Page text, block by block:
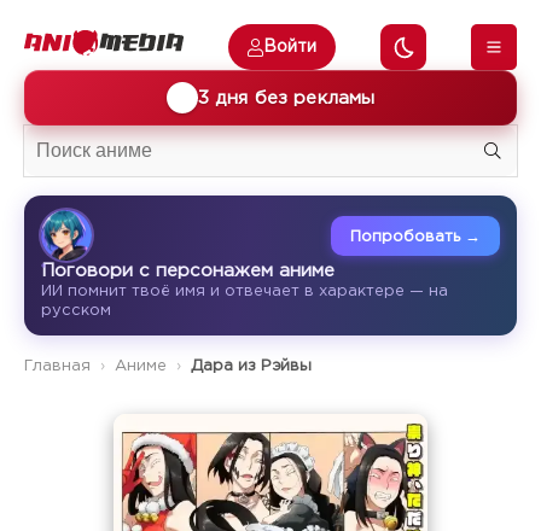
3 дня без рекламы
Войти
Поговори с персонажем аниме
ИИ помнит твоё имя и отвечает в характере — на
русском
Попробовать →
Главная Аниме Дара из Рэйвы